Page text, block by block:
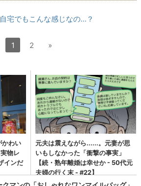
自宅でもこんな感じなの…？
1 2 »